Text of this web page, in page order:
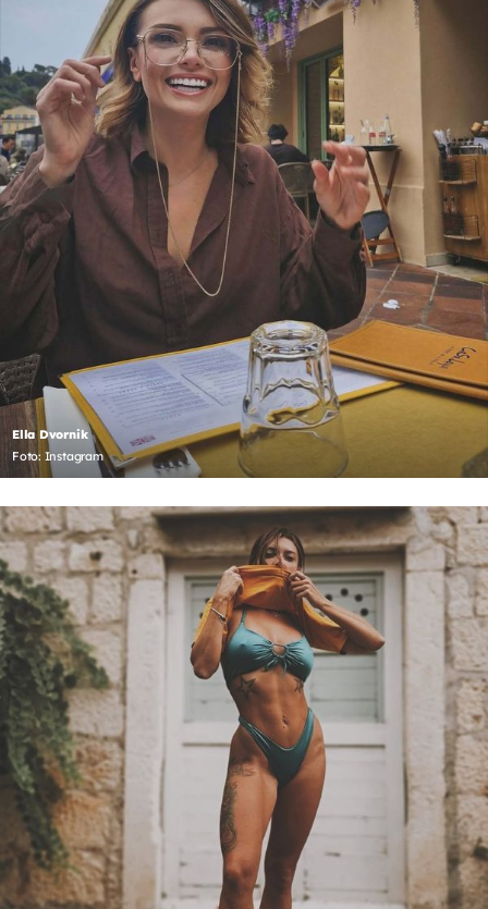
Ella Dvornik
Foto: Instagram